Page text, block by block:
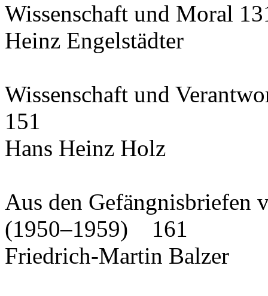
Wissenschaft und Moral
Heinz Engelstädter
Wissenschaft und
151
Hans Heinz Holz
Aus den Gefängnisbriefen
(1950–1959) 161
Friedrich-Martin Balzer